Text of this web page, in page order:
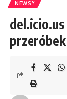
NEWSY
del.icio.us
przeróbek